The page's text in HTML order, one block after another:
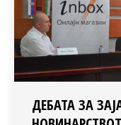
ДЕБАТА ЗА